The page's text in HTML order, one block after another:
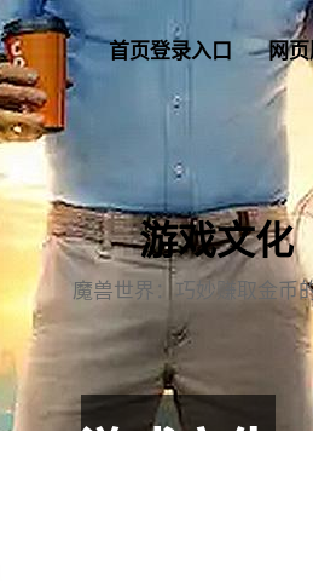
首页登录入口 网
游戏文化
魔兽世界：巧妙赚取金币